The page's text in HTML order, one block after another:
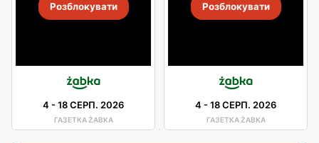
Розблокувати
4 -18 СЕРП. 2026
ГАЗЕТКА ŻABKA
Розблокувати
4 -18 СЕРП. 2026
ГАЗЕТКА ŻABKA